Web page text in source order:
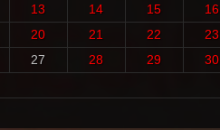
13 14 15
16
20 21 22
23
27 28 29
30